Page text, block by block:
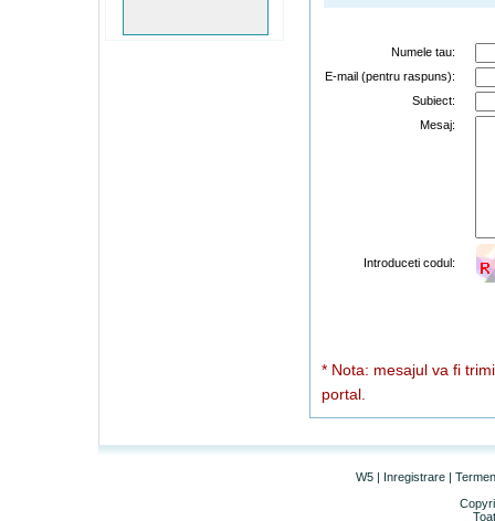
Numele tau:
E-mail (pentru raspuns):
Subiect:
Mesaj:
Introduceti codul:
* Nota: mesajul va fi
portal.
W5| Inregistrare|